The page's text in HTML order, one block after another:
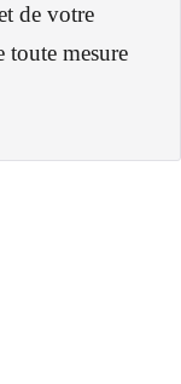
de votre
toute mesure